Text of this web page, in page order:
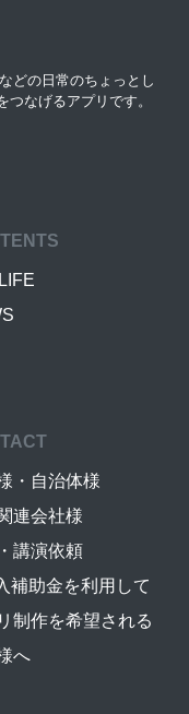
どの日常のちょっとし
なげるアプリです。
・自治体様
連会社様
講演依頼
補助金を利用して
制作を希望される
へ